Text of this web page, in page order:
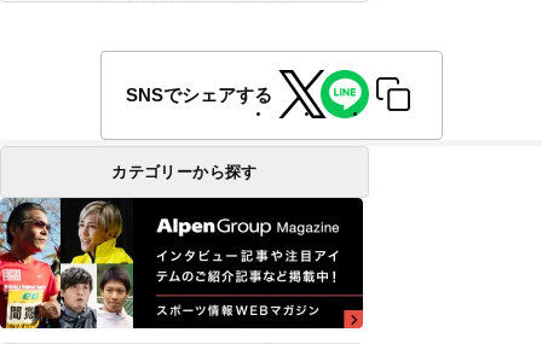
SNSでシェアする
カテゴリーから探す